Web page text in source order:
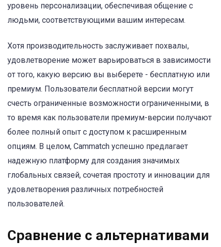
уровень персонализации, обеспечивая общение с
людьми, соответствующими вашим интересам.
Хотя производительность заслуживает похвалы,
удовлетворение может варьироваться в зависимости
от того, какую версию вы выберете - бесплатную или
премиум. Пользователи бесплатной версии могут
счесть ограниченные возможности ограниченными, в
то время как пользователи премиум-версии получают
более полный опыт с доступом к расширенным
опциям. В целом, Cammatch успешно предлагает
надежную платформу для создания значимых
глобальных связей, сочетая простоту и инновации для
удовлетворения различных потребностей
пользователей.
Сравнение с альтернативами